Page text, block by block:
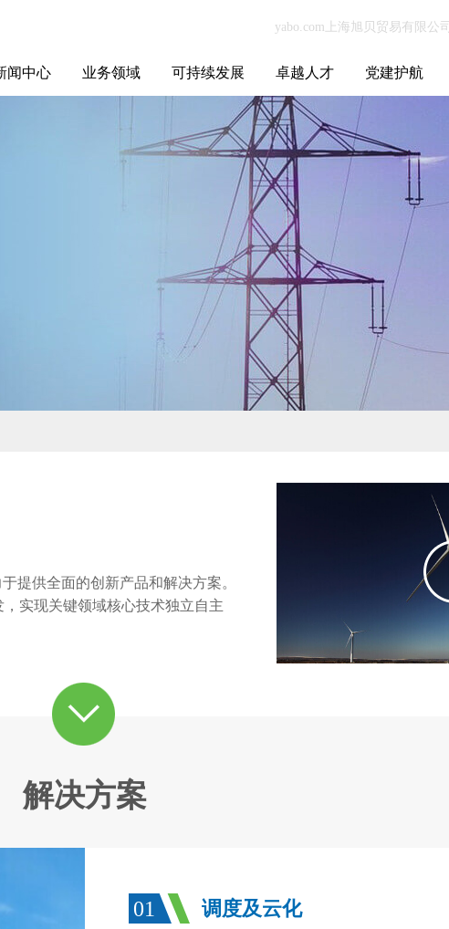
闻中心 业务领域 可持续发展 卓越人才
人才理念
职业成长
校园招聘
社会招聘
博士后工作站
招聘动态
党建护航
提供全面的创新产品和解决方案。
实现关键领域核心技术独立自主
解决方案
01 调度及云化